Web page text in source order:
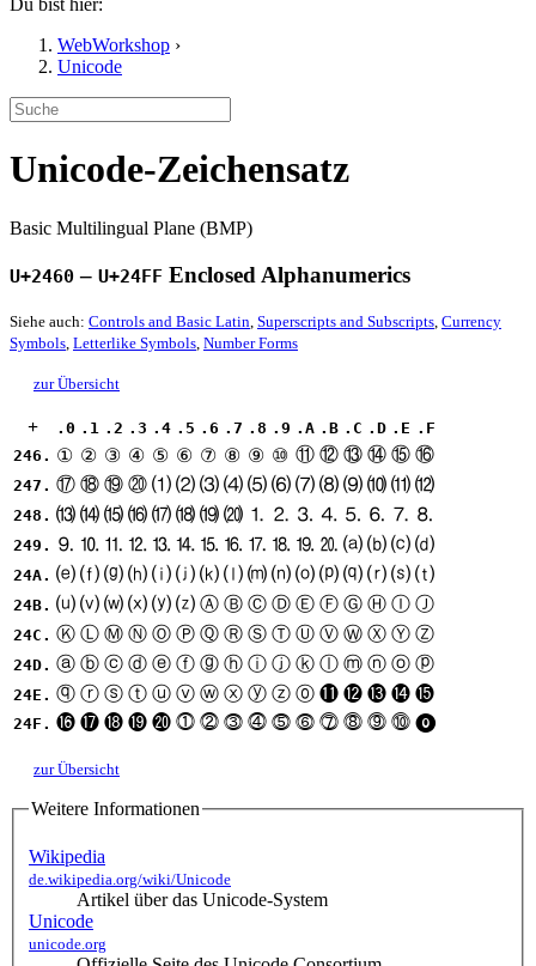
Du bist hier:
WebWorkshop ›
Unicode
Unicode-Zeichensatz
Basic Multilingual Plane (BMP)
U+2460 – U+24FF Enclosed Alphanumerics
Siehe auch: Controls and Basic Latin, Superscripts and Subscripts, Currency
Symbols, Letterlike Symbols, Number Forms
zur Übersicht
+ .0 .1 .2 .3 .4 .5 .6 .7 .8 .9 .A .B .C .D .E .F
246. ① ② ③ ④ ⑤ ⑥ ⑦ ⑧ ⑨ ⑩ ⑪ ⑫ ⑬ ⑭ ⑮ ⑯
247. ⑰ ⑱ ⑲ ⑳ ⑴ ⑵ ⑶ ⑷ ⑸ ⑹ ⑺ ⑻ ⑼ ⑽ ⑾ ⑿
248. ⒀ ⒁ ⒂ ⒃ ⒄ ⒅ ⒆ ⒇ ⒈ ⒉ ⒊ ⒋ ⒌ ⒍ ⒎ ⒏
249. ⒐ ⒑ ⒒ ⒓ ⒔ ⒕ ⒖ ⒗ ⒘ ⒙ ⒚ ⒛ ⒜ ⒝ ⒞ ⒟
24A. ⒠ ⒡ ⒢ ⒣ ⒤ ⒥ ⒦ ⒧ ⒨ ⒩ ⒪ ⒫ ⒬ ⒭ ⒮ ⒯
24B. ⒰ ⒱ ⒲ ⒳ ⒴ ⒵ Ⓐ Ⓑ Ⓒ Ⓓ Ⓔ Ⓕ Ⓖ Ⓗ Ⓘ Ⓙ
24C. Ⓚ Ⓛ Ⓜ Ⓝ Ⓞ Ⓟ Ⓠ Ⓡ Ⓢ Ⓣ Ⓤ Ⓥ Ⓦ Ⓧ Ⓨ Ⓩ
24D. ⓐ ⓑ ⓒ ⓓ ⓔ ⓕ ⓖ ⓗ ⓘ ⓙ ⓚ ⓛ ⓜ ⓝ ⓞ ⓟ
24E. ⓠ ⓡ ⓢ ⓣ ⓤ ⓥ ⓦ ⓧ ⓨ ⓩ ⓪ ⓫ ⓬ ⓭ ⓮ ⓯
24F. ⓰ ⓱ ⓲ ⓳ ⓴ ⓵ ⓶ ⓷ ⓸ ⓹ ⓺ ⓻ ⓼ ⓽ ⓾ ⓿
zur Übersicht
Weitere Informationen
Wikipedia
de.wikipedia.org/wiki/Unicode
Artikel über das Unicode-System
Unicode
unicode.org